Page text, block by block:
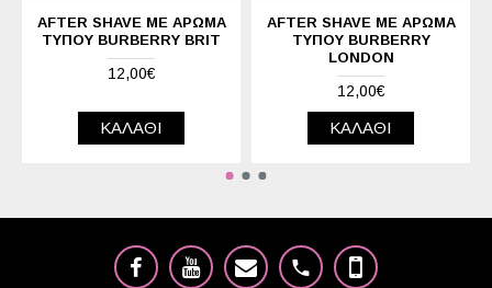
AFTER SHAVE ΜΕ ΆΡΩΜΑ
ΤΎΠΟΥ BURBERRY BRIT
12,00€
ΚΑΛΆΘΙ
AFTER SHAVE ΜΕ ΆΡΩΜΑ
ΤΎΠΟΥ BURBERRY
LONDON
12,00€
ΚΑΛΆΘΙ